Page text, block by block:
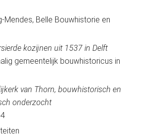
Mendes, Belle Bouwhistorie en
kozijnen uit 1537 in Delft
gemeentelijk bouwhistoricus in
van Thorn, bouwhistorisch en
onderzocht